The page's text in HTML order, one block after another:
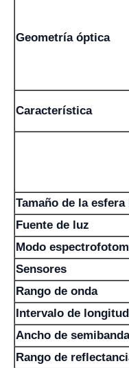
Geometría óptica
Característica
Tamaño de la
Fuente de luz
Modo
Sensores
Rango de onda
Intervalo de
Ancho de semibanda
Rango de